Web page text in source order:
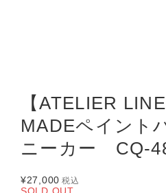
【ATELIER
MADEペイント
ニーカー CQ-
¥27,000 税込
SOLD OUT